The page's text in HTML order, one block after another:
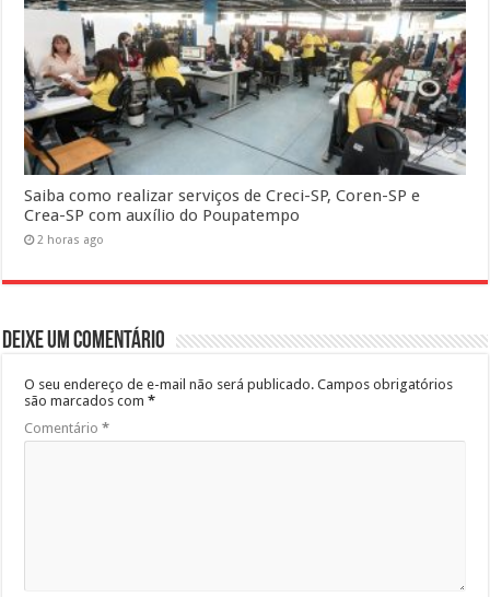
Saiba como realizar serviços de Creci-SP, Coren-SP e
Crea-SP com auxílio do Poupatempo
2 horas ago
Deixe um comentário
O seu endereço de e-mail não será publicado. Campos obrigatórios
são marcados com*
Comentário*